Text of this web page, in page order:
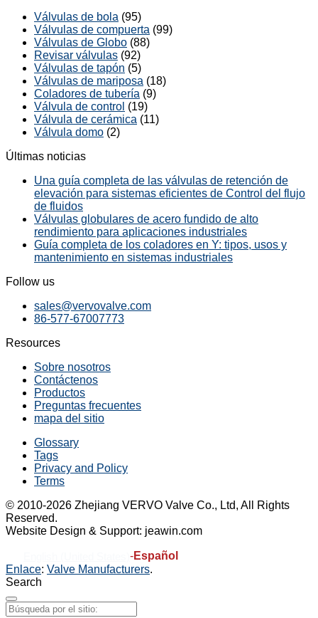
Válvulas de bola (95)
Válvulas de compuerta (99)
Válvulas de Globo (88)
Revisar válvulas (92)
Válvulas de tapón (5)
Válvulas de mariposa (18)
Coladores de tubería (9)
Válvula de control (19)
Válvula de cerámica (11)
Válvula domo (2)
Últimas noticias
Una guía completa de las válvulas de retención de
elevación para sistemas eficientes de Control del flujo
de fluidos
Válvulas globulares de acero fundido de alto
rendimiento para aplicaciones industriales
Guía completa de los coladores en Y: tipos, usos y
mantenimiento en sistemas industriales
Follow us
sales@vervovalve.com
86-577-67007773
Resources
Sobre nosotros
Contáctenos
Productos
Preguntas frecuentes
mapa del sitio
Glossary
Tags
Privacy and Policy
Terms
© 2010-2026 Zhejiang VERVO Valve Co., Ltd, All Rights
Reserved.
Website Design & Support: jeawin.com
-Español
Enlace: Valve Manufacturers.
Search